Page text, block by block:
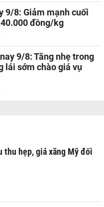
9/8: Giảm mạnh cuối
đồng/kg
9/8: Tăng nhẹ trong
lái sớm chào giá vụ
thu hẹp, giá xăng Mỹ đối